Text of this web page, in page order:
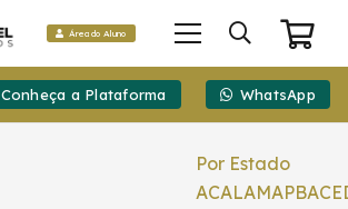
Área do Aluno
Conheça a Plataforma WhatsApp
Por Estado
ACALAMAPBACE